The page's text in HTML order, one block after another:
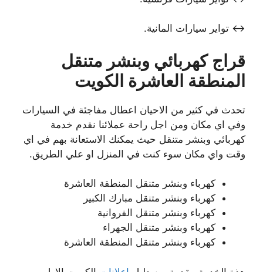
↔ تواير سيارات المانية.
قراج كهربائي وبنشر متنقل
المنطقة العاشرة الكويت
تحدث في كثير من الاحيان اعطال مفاجئة في السيارات
وفي اي مكان ومن اجل راحة عملائنا نقدم خدمة
كهربائي وبنشر متنقل حيث يمكنك الاستعانة بهم في اي
وقت واي مكان سوء كنت في المنزل او علي الطريق.
كهرباء وبنشر متنقل المنطقة العاشرة
كهرباء وبنشر متنقل مبارك الكبير
كهرباء وبنشر متنقل الفروانية
كهرباء وبنشر متنقل الجهراء
كهرباء وبنشر متنقل المنطقة العاشرة